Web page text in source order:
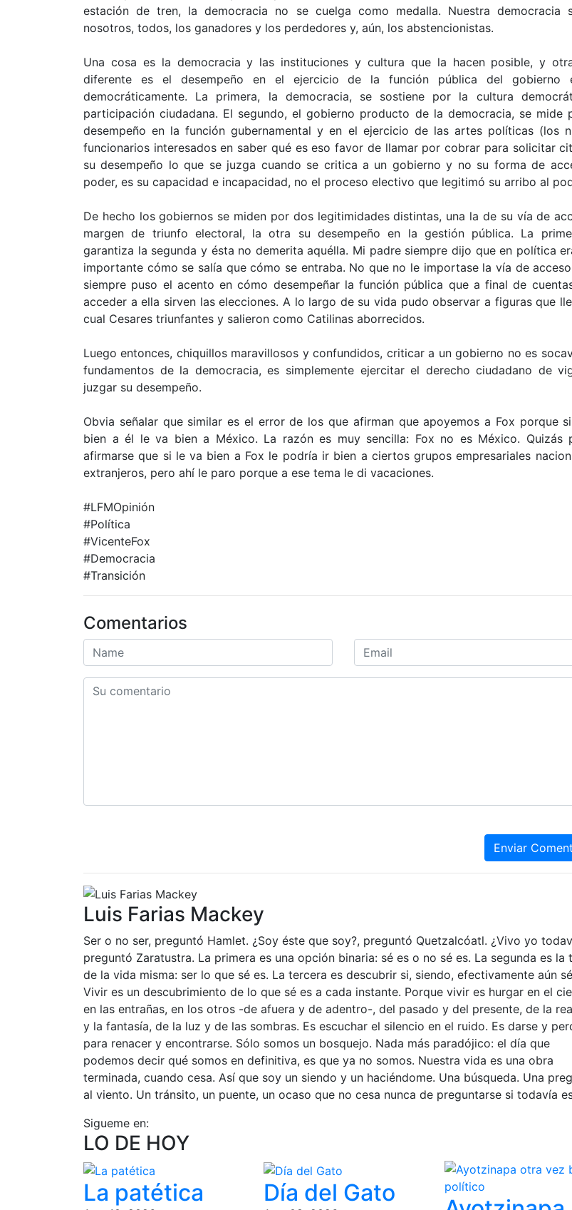
estación de tren, la democracia no se cuelga como medalla. Nuestra democracia
nosotros, todos, los ganadores y los perdedores y, aún, los abstencionistas.
Una cosa es la democracia y las instituciones y cultura que la hacen posible, y
diferente es el desempeño en el ejercicio de la función pública del gobierno
democráticamente. La primera, la democracia, se sostiene por la cultura
participación ciudadana. El segundo, el gobierno producto de la democracia, se mide
desempeño en la función gubernamental y en el ejercicio de las artes políticas (los
funcionarios interesados en saber qué es eso favor de llamar por cobrar para solicitar
su desempeño lo que se juzga cuando se critica a un gobierno y no su forma de
poder, es su capacidad e incapacidad, no el proceso electivo que legitimó su arribo al
De hecho los gobiernos se miden por dos legitimidades distintas, una la de su vía de
margen de triunfo electoral, la otra su desempeño en la gestión pública. La
garantiza la segunda y ésta no demerita aquélla. Mi padre siempre dijo que en política
importante cómo se salía que cómo se entraba. No que no le importase la vía de
siempre puso el acento en cómo desempeñar la función pública que a final de
acceder a ella sirven las elecciones. A lo largo de su vida pudo observar a figuras que
cual Cesares triunfantes y salieron como Catilinas aborrecidos.
Luego entonces, chiquillos maravillosos y confundidos, criticar a un gobierno no es
fundamentos de la democracia, es simplemente ejercitar el derecho ciudadano de
juzgar su desempeño.
Obvia señalar que similar es el error de los que afirman que apoyemos a Fox porque
bien a él le va bien a México. La razón es muy sencilla: Fox no es México. Quizás
afirmarse que si le va bien a Fox le podría ir bien a ciertos grupos empresariales
extranjeros, pero ahí le paro porque a ese tema le di vacaciones.
#LFMOpinión
#Política
#VicenteFox
#Democracia
#Transición
Comentarios
Enviar
Luis Farias Mackey
Ser o no ser, preguntó Hamlet. ¿Soy éste que soy?, preguntó Quetzalcóatl. ¿Vivo yo
preguntó Zaratustra. La primera es una opción binaria: sé es o no sé es. La segunda es la
de la vida misma: ser lo que sé es. La tercera es descubrir si, siendo, efectivamente aún
Vivir es un descubrimiento de lo que sé es a cada instante. Porque vivir es hurgar en el
en las entrañas, en los otros -de afuera y de adentro-, del pasado y del presente, de la
y la fantasía, de la luz y de las sombras. Es escuchar el silencio en el ruido. Es darse y
para renacer y encontrarse. Sólo somos un bosquejo. Nada más paradójico: el día que
podemos decir qué somos en definitiva, es que ya no somos. Nuestra vida es una obra
terminada, cuando cesa. Así que soy un siendo y un haciéndome. Una búsqueda. Una
al viento. Un tránsito, un puente, un ocaso que no cesa nunca de preguntarse si todavía
Sigueme en:
LO DE HOY
La patética Día del Gato